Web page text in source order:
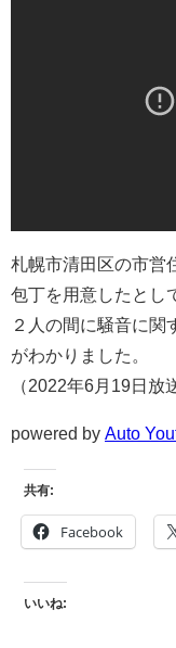
札幌市清田区の市営
包丁を用意したとし
２人の間に騒音に関
がわかりました。
（2022年6月19日放
powered by Auto
共有:
Facebook
いいね: